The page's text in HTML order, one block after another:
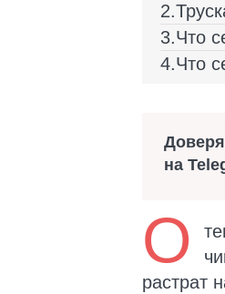
Что
Что
на
О
растрат